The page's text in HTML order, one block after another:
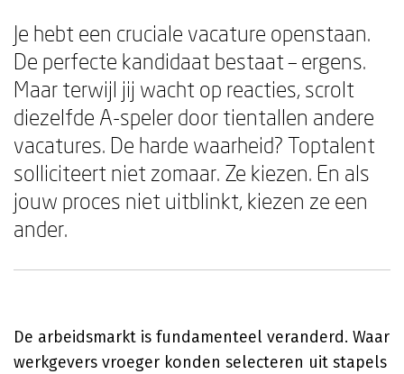
Je hebt een cruciale vacature openstaan.
De perfecte kandidaat bestaat – ergens.
Maar terwijl jij wacht op reacties, scrolt
diezelfde A-speler door tientallen andere
vacatures. De harde waarheid? Toptalent
solliciteert niet zomaar. Ze kiezen. En als
jouw proces niet uitblinkt, kiezen ze een
ander.
De arbeidsmarkt is fundamenteel veranderd. Waar
werkgevers vroeger konden selecteren uit stapels